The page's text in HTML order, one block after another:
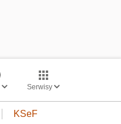
Serwisy
KSeF